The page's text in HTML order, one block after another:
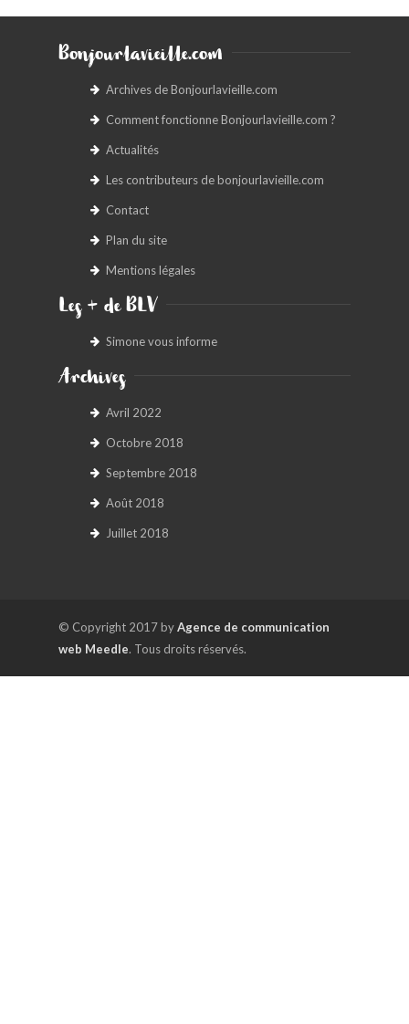
Bonjourlavieille.com
Archives de Bonjourlavieille.com
Comment fonctionne Bonjourlavieille.com ?
Actualités
Les contributeurs de bonjourlavieille.com
Contact
Plan du site
Mentions légales
Les + de BLV
Simone vous informe
Archives
Avril 2022
Octobre 2018
Septembre 2018
Août 2018
Juillet 2018
© Copyright 2017 byAgence de communication
web Meedle. Tous droits réservés.